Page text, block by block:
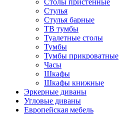
Столы пристенные
Стулья
Стулья барные
ТВ тумбы
Туалетные столы
Тумбы
Тумбы прикроватные
Часы
Шкафы
Шкафы книжные
Эркерные диваны
Угловые диваны
Европейская мебель